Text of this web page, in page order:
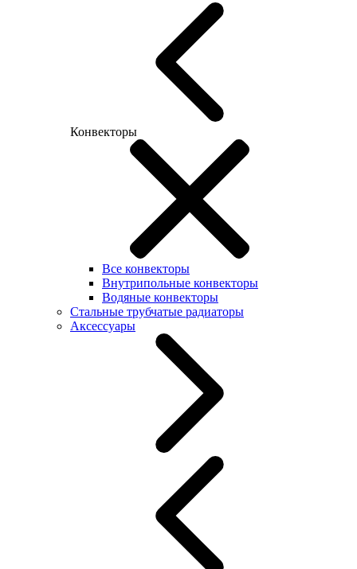
Конвекторы
Все конвекторы
Внутрипольные конвекторы
Водяные конвекторы
Стальные трубчатые радиаторы
Аксессуары